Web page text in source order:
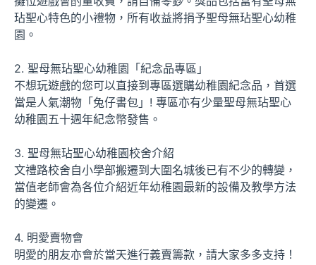
玷聖心特色的小禮物，所有收益將捐予聖母無玷聖心幼稚
園。
2. 聖母無玷聖心幼稚園「紀念品專區」
不想玩遊戲的您可以直接到專區選購幼稚園紀念品，首選
當是人氣潮物「兔仔書包」! 專區亦有少量聖母無玷聖心
幼稚園五十週年紀念幣發售。
3. 聖母無玷聖心幼稚園校舍介紹
文禮路校舍自小學部搬遷到大圍名城後已有不少的轉變，
當值老師會為各位介紹近年幼稚園最新的設備及教學方法
的變遷。
4. 明愛賣物會
明愛的朋友亦會於當天進行義賣籌款，請大家多多支持！